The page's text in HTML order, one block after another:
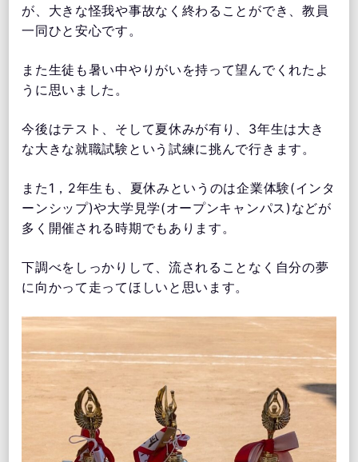
が、大きな怪我や事故なく終わることができ、教員
一同ひと安心です。
また生徒も暑い中やりがいを持って望んでくれたよ
うに思いました。
今後はテスト、そして夏休みが有り、3年生は大き
な大きな就職試験という試練に挑んで行きます。
また1，2年生も、夏休みというのは企業体験(インタ
ーンシップ)や大学見学(オープンキャンパス)などが
多く開催される時期でもあります。
下調べをしっかりして、流されることなく自分の夢
に向かって走ってほしいと思います。